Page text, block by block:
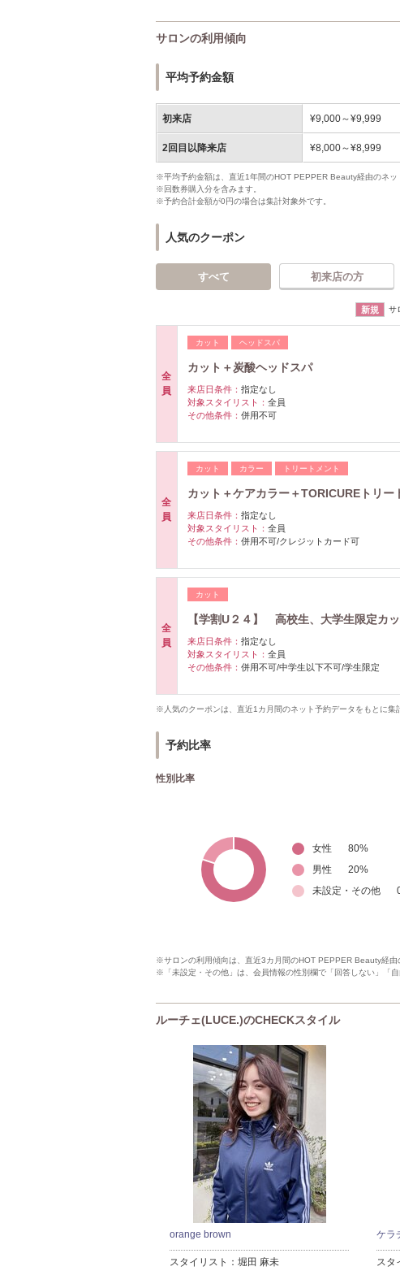
サロンの利用傾向
平均予約金額
初来店 ¥9,000～¥9,999
2回目以降来店 ¥8,000～¥8,999
※平均予約金額は、直近1年間のHOT PEPPER Beauty経由のネッ
※回数券購入分を含みます。
※予約合計金額が0円の場合は集計対象外です。
人気のクーポン
すべて 初来店の方
新規 サ
全
員
カット ヘッドスパ
カット＋炭酸ヘッドスパ
来店日条件： 指定なし
対象スタイリスト： 全員
その他条件： 併用不可
全
員
カット カラー トリートメント
カット＋ケアカラー＋TORICUREトリー
来店日条件： 指定なし
対象スタイリスト： 全員
その他条件： 併用不可/クレジットカード可
全
員
カット
【学割U２４】 高校生、大学生限定カッ
来店日条件： 指定なし
対象スタイリスト： 全員
その他条件： 併用不可/中学生以下不可/学生限定
※人気のクーポンは、直近1カ月間のネット予約データをもとに集
予約比率
性別比率
女性 80%
男性
20%
未設定・その他
※サロンの利用傾向は、直近3カ月間のHOT PEPPER Beauty経由
※「未設定・その他」は、会員情報の性別欄で「回答しない」「
ルーチェ(LUCE.)のCHECKスタイル
orange brown
スタイリスト： 堀田 麻未
ケラ
スタ